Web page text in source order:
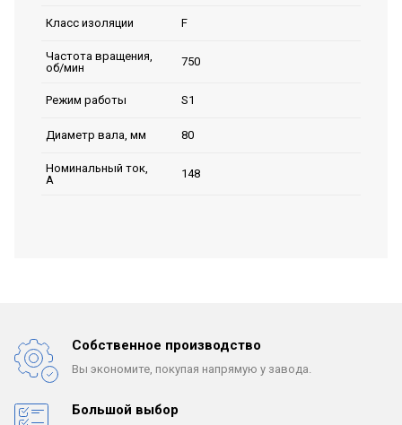
Класс изоляции F
Частота вращения,
об/мин
750
Режим работы S1
Диаметр вала, мм 80
Номинальный ток,
А
148
Собственное производство
Вы экономите, покупая напрямую у завода.
Большой выбор